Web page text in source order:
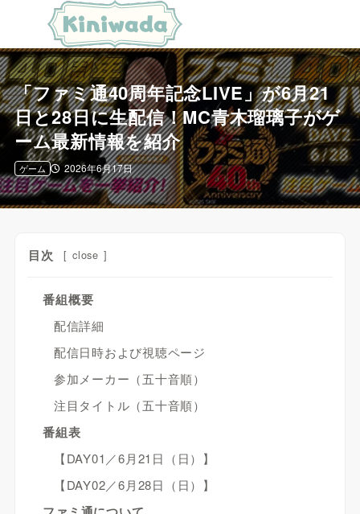
「ファミ通40周年記念LIVE」が6月21
日と28日に生配信！MC青木瑠璃子がゲ
ーム最新情報を紹介
2026年6月17日
ゲーム
目次 [ close ]
番組概要
配信詳細
配信日時および視聴ページ
参加メーカー（五十音順）
注目タイトル（五十音順）
番組表
【DAY01／6月21日（日）】
【DAY02／6月28日（日）】